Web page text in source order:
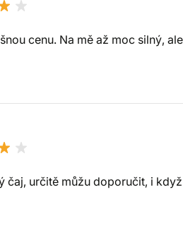
cenu. Na mě až moc silný,
čaj, určitě můžu doporučit, i